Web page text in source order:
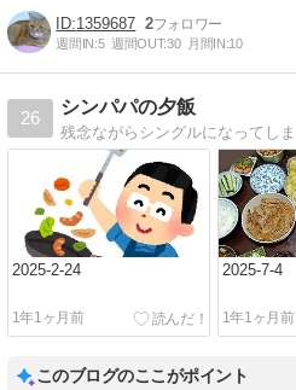
1359687 2
週間IN:5 週間OUT:30 月間IN:10
26
シンパパの夕飯
2025-2-24
1年1ヶ月前
2025-7-4
1年1ヶ月前
このブログのここがポイント